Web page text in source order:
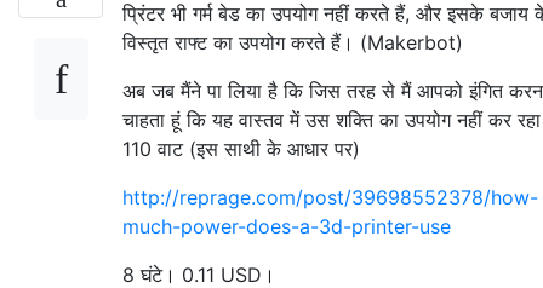
प्रिंटर भी गर्म बेड का उपयोग नहीं करते हैं, और इसके बजाय
विस्तृत राफ्ट का उपयोग करते हैं। (Makerbot)
अब जब मैंने पा लिया है कि जिस तरह से मैं आपको इंगित
चाहता हूं कि यह वास्तव में उस शक्ति का उपयोग नहीं कर
110 वाट (इस साथी के आधार पर)
http://reprage.com/post/39698552378/how-
much-power-does-a-3d-printer-use
8 घंटे। 0.11 USD।